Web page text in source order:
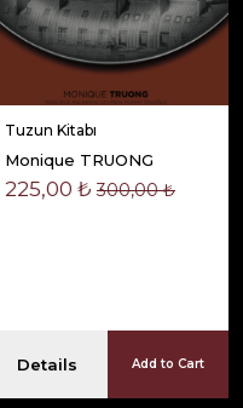
Tuzun Kitabı
Monique TRUONG
225,00 ₺ 300,00 ₺
Details Add to Cart